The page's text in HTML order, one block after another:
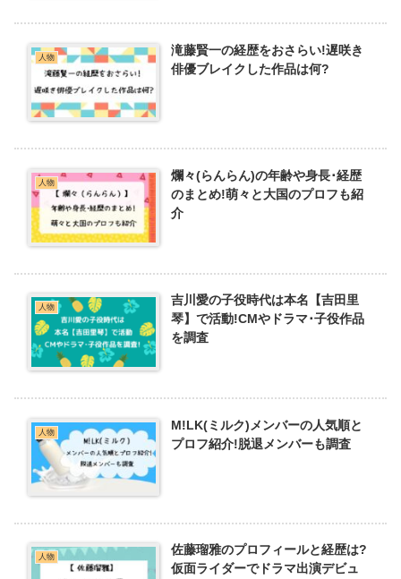
人物
滝藤賢一の経歴をおさらい!遅咲き
俳優ブレイクした作品は何?
人物
爛々(らんらん)の年齢や身長･経歴
のまとめ!萌々と大国のプロフも紹
介
人物
吉川愛の子役時代は本名【吉田里
琴】で活動!CMやドラマ･子役作品
を調査
人物
M!LK(ミルク)メンバーの人気順と
プロフ紹介!脱退メンバーも調査
人物
佐藤瑠雅のプロフィールと経歴は?
仮面ライダーでドラマ出演デビュ